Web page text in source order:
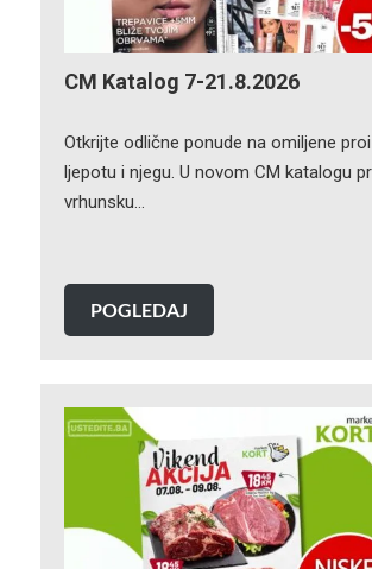
CM Katalog 7-21.8.2026
Otkrijte odlične ponude na omiljene
ljepotu i njegu. U novom CM katalogu
vrhunsku…
POGLEDAJ